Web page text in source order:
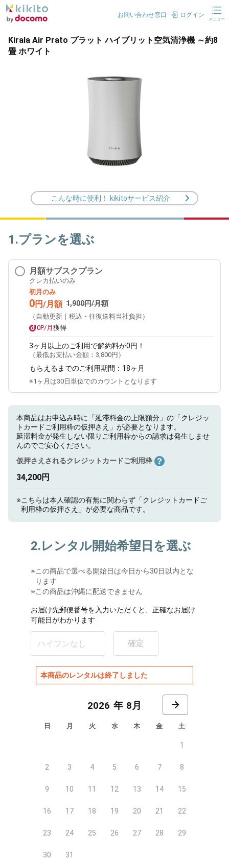
お問い合わせ窓口 ログイン
メニュー
Kirala Air Prato プラット ハイブリット空気清浄機 ～約8
畳 ホワイト
こんな時に便利！ kikitoサービス紹介
1.プランを選ぶ
月額サブスクプラン
クレカ払いのみ
初月のみ
0円/月額 1,900円/月額
（自動更新｜税込・往復送料当社負担）
0P/月 獲得
3ヶ月 以上のご利用で解約料が0円！
（最低お支払い金額： 3,800円 ）
もらえるまでのご利用期間： 18ヶ月
※1ヶ月は30日単位でのカウントとなります
本商品はお申込み時に「延滞料金の上限額分」の「クレジッ
トカードご利用枠の仮押さえ」が必要となります。
延滞料金が発生しない限りご利用枠からの請求は発生しませ
んのでご安心ください。
仮押さえされるクレジットカードご利用枠
34,200円
※こちらは本人確認の有無に関わらず「クレジットカードご
利用枠の仮押さえ」が必要な商品です。
2.レンタル開始希望日を選ぶ
※この商品で選べる開始日は今日から30日以内とな
ります
※この商品は沖縄に配送できません
お届け先郵便番号を入力いただくと、正確なお届け
可能日がわかります
確定
本商品のレンタルは終了しました
8月
日 月 火 水 木 金 土
1
2 3 4 5 6 7 8
9 10 11 12 13 14 15
16 17 18 19 20 21 22
23 24 25 26 27 28 29
30 31